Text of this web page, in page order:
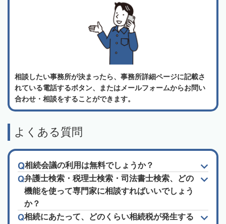
相談したい事務所が決まったら、事務所詳細ページに記載さ
れている電話するボタン、またはメールフォームからお問い
合わせ・相談をすることができます。
よくある質問
相続会議の利用は無料でしょうか？
弁護士検索・税理士検索・司法書士検索、どの
機能を使って専門家に相談すればいいでしょう
か？
相続にあたって、どのくらい相続税が発生する